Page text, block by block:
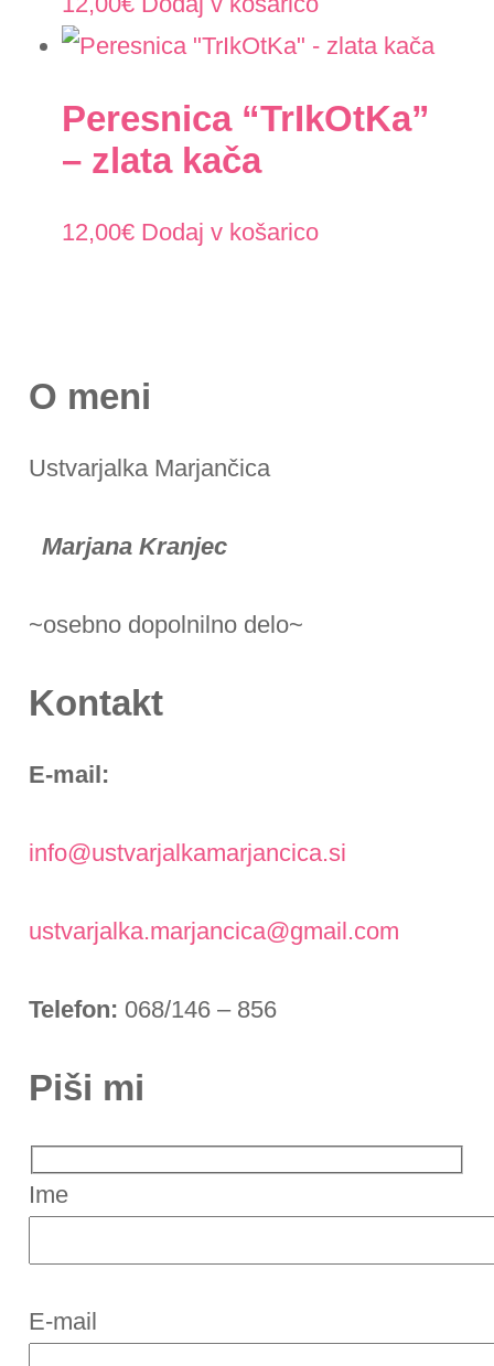
Peresnica “TrIkOtKa”
– zlata kača
12,00€ Dodaj v košarico
O meni
Ustvarjalka Marjančica
Marjana Kranjec
~osebno dopolnilno delo~
Kontakt
E-mail:
info@ustvarjalkamarjancica.si
ustvarjalka.marjancica@gmail.com
Telefon: 068/146 – 856
Piši mi
Ime
E-mail